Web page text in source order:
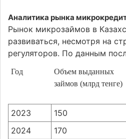
Аналитика рынка
Рынок микрозаймов в
развиваться, несмотря на
регуляторов. По данным
Год
Объем выданных
займов (млрд тенге)
2023 150
2024
170